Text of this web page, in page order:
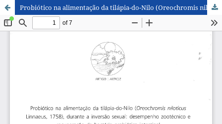
Probiótico na alimentação da tilápia-do-Nilo (Oreochromis niloticus Linnaeus, 1758), durante a inversão sexual: desempenho zootécnico e recuperação da bactéria probiótica intestinal